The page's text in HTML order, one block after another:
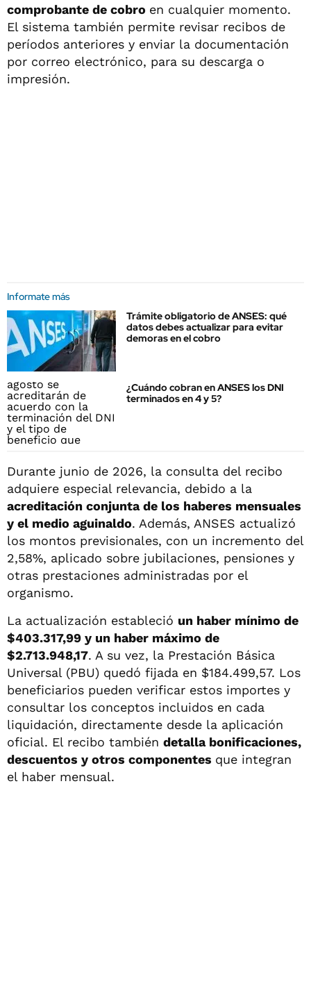
comprobante de cobro en cualquier momento.
El sistema también permite revisar recibos de
períodos anteriores y enviar la documentación
por correo electrónico, para su descarga o
impresión.
Informate más
Trámite obligatorio de ANSES: qué
datos debes actualizar para evitar
demoras en el cobro
¿Cuándo cobran en ANSES los DNI
terminados en 4 y 5?
Durante junio de 2026, la consulta del recibo
adquiere especial relevancia, debido a la
acreditación conjunta de los haberes mensuales
y el medio aguinaldo. Además, ANSES actualizó
los montos previsionales, con un incremento del
2,58%, aplicado sobre jubilaciones, pensiones y
otras prestaciones administradas por el
organismo.
La actualización estableció un haber mínimo de
$403.317,99 y un haber máximo de
$2.713.948,17. A su vez, la Prestación Básica
Universal (PBU) quedó fijada en $184.499,57. Los
beneficiarios pueden verificar estos importes y
consultar los conceptos incluidos en cada
liquidación, directamente desde la aplicación
oficial. El recibo también detalla bonificaciones,
descuentos y otros componentes que integran
el haber mensual.